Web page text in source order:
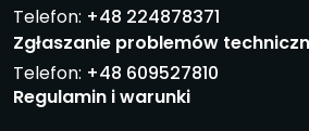
Telefon: +48 224878371
Zgłaszanie problemów
Telefon: +48 609527810
Regulamin i warunki